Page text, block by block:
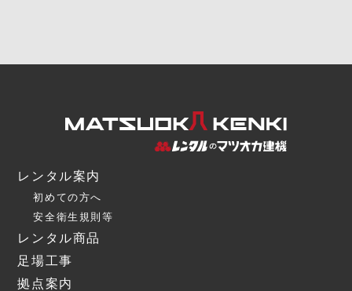
レンタル案内
初めての方へ
安全衛生規則等
レンタル商品
足場工事
拠点案内